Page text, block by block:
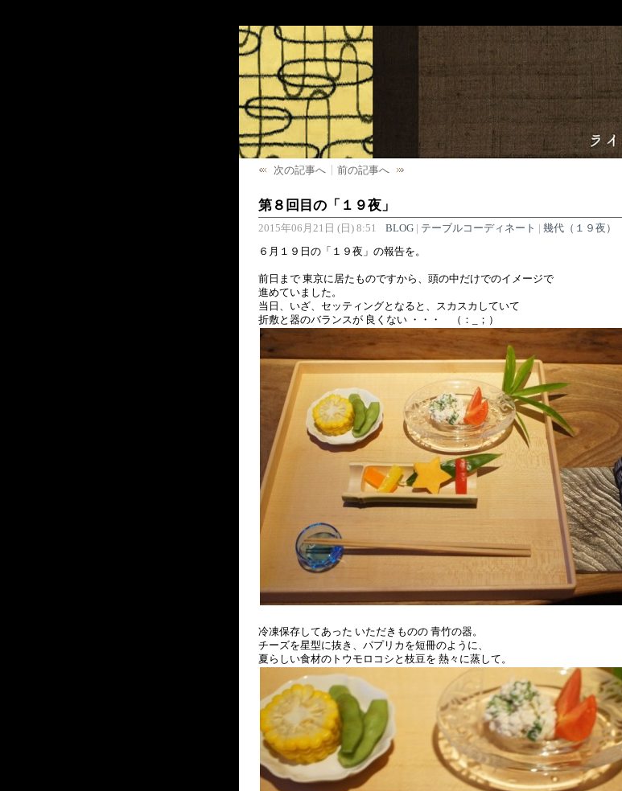
次の記事へ 前の記事へ
第８回目の「１９夜」
2015年06月21日 (日) 8:51 BLOG| テーブルコーディネート | 幾代（１９夜）
６月１９日の「１９夜」の報告を。
前日まで 東京に居たものですから、頭の中だけでのイメージで
進めていました。
当日、いざ、セッティングとなると、スカスカしていて
折敷と器のバランスが 良くない ・・・ （：_；）
冷凍保存してあった いただきものの 青竹の器。
チーズを星型に抜き、パプリカを短冊のように、
夏らしい食材のトウモロコシと枝豆を 熱々に蒸して。